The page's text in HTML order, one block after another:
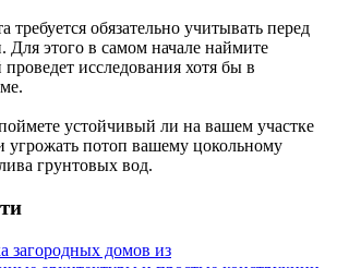
требуется обязательно учитывать перед
Для этого в самом начале наймите
исследования хотя бы в
устойчивый ли на вашем участке
угрожать потоп вашему цокольному
грунтовых вод.
загородных домов из